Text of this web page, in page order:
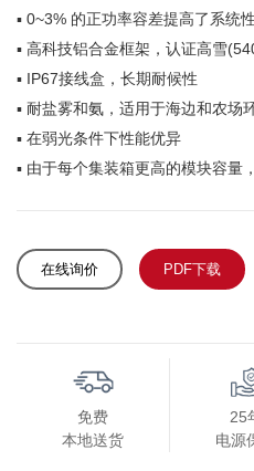
▪ 0~3% 的正功率容差提高了系统
▪ 高科技铝合金框架，认证高雪
▪ IP67接线盒，长期耐候性
▪ 耐盐雾和氨，适用于海边和农场
▪ 在弱光条件下性能优异
▪ 由于每个集装箱更高的模块容量
在线询价 PDF下载
免费
本地送货
25
电源